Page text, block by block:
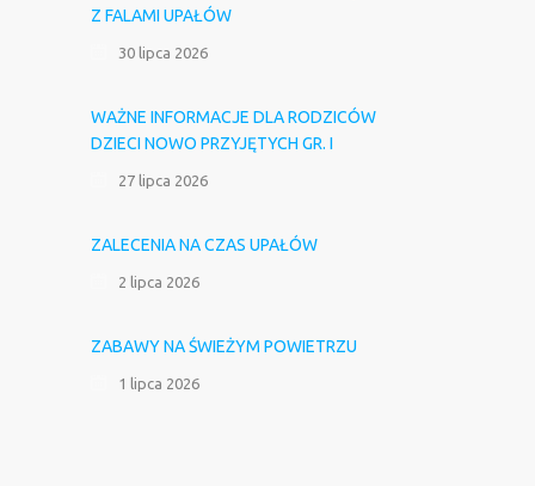
Z FALAMI UPAŁÓW
30 lipca 2026
WAŻNE INFORMACJE DLA RODZICÓW
DZIECI NOWO PRZYJĘTYCH GR. I
27 lipca 2026
ZALECENIA NA CZAS UPAŁÓW
2 lipca 2026
ZABAWY NA ŚWIEŻYM POWIETRZU
1 lipca 2026